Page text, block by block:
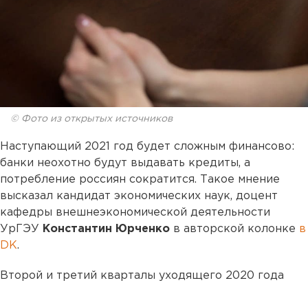
© Фото из открытых источников
Наступающий 2021 год будет сложным финансово:
банки неохотно будут выдавать кредиты, а
потребление россиян сократится. Такое мнение
высказал кандидат экономических наук, доцент
кафедры внешнеэкономической деятельности
УрГЭУ
Константин Юрченко в авторской колонке в
DK.
Второй и третий кварталы уходящего 2020 года